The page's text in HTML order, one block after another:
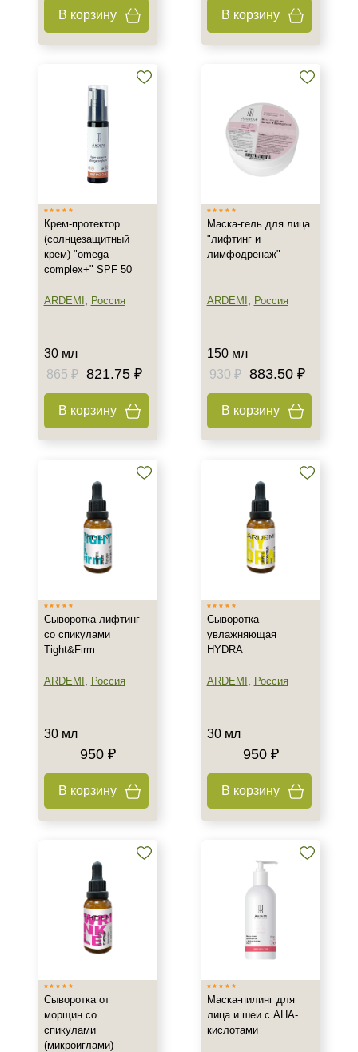
В корзину В корзину
Крем-протектор
(солнцезащитный
крем) "omega
complex+" SPF 50
ARDEMI , Россия
30 мл
865 ₽
821.75 ₽
В корзину
Маска-гель для лица
"лифтинг и
лимфодренаж"
ARDEMI , Россия
150 мл
930 ₽
883.50 ₽
В корзину
Сыворотка лифтинг
со спикулами
Tight&Firm
ARDEMI , Россия
30 мл
950 ₽
В корзину
Сыворотка
увлажняющая
HYDRA
ARDEMI , Россия
30 мл
950 ₽
В корзину
Сыворотка от
морщин со
спикулами
(микроиглами)
Маска-пилинг для
лица и шеи с АНА-
кислотами
+7 (495) 640-58-89
+7 (929) 933-09-89